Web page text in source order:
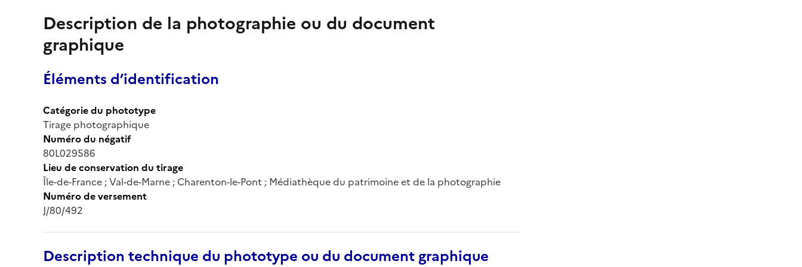
Description de la photographie ou du document
graphique
Éléments d’identification
Catégorie du phototype
Tirage photographique
Numéro du négatif
80L029586
Lieu de conservation du tirage
Île-de-France ; Val-de-Marne ; Charenton-le-Pont ; Médiathèque du patrimoine et de la photographie
Numéro de versement
J/80/492
Description technique du phototype ou du document graphique